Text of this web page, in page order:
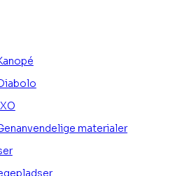
materialer